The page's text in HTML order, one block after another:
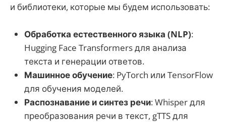
и библиотеки, которые мы будем использовать:
Обработка естественного языка (NLP):
Hugging Face Transformers для анализа
текста и генерации ответов.
Машинное обучение: PyTorch или TensorFlow
для обучения моделей.
Распознавание и синтез речи: Whisper для
преобразования речи в текст, gTTS для